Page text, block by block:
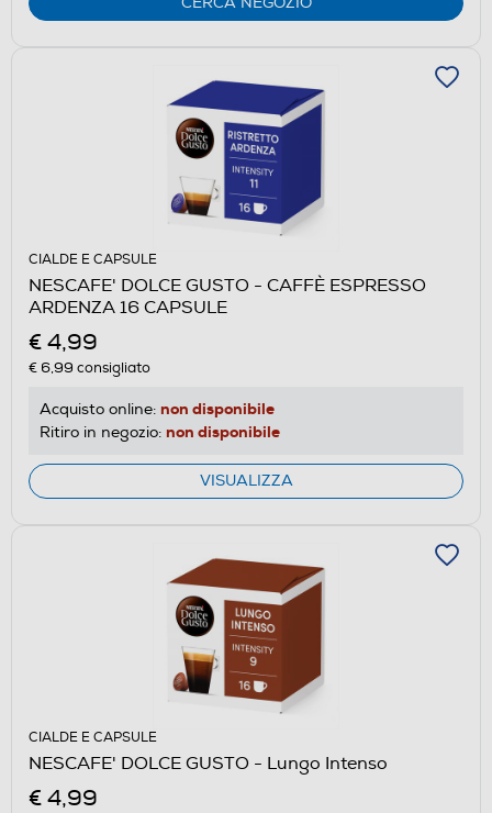
CIALDE E CAPSULE
NESCAFE' DOLCE GUSTO - CAFFÈ ESPRESSO
ARDENZA 16 CAPSULE
€ 4,99
€ 6,99 consigliato
Acquisto online: non disponibile
Ritiro in negozio: non disponibile
VISUALIZZA
CIALDE E CAPSULE
NESCAFE' DOLCE GUSTO - Lungo Intenso
€ 4,99